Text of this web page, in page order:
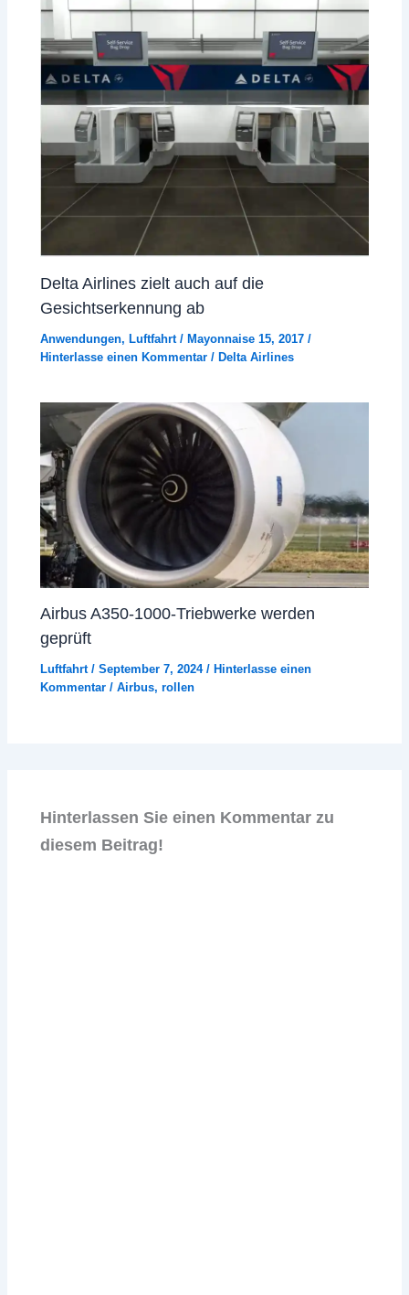
Delta Airlines zielt auch auf die
Gesichtserkennung ab
Anwendungen, Luftfahrt/ Mayonnaise 15, 2017/
Hinterlasse einen Kommentar / Delta Airlines
Airbus A350-1000-Triebwerke werden
geprüft
Luftfahrt/September 7, 2024/ Hinterlasse einen
Kommentar /Airbus,rollen
Hinterlassen Sie einen Kommentar zu
diesem Beitrag!